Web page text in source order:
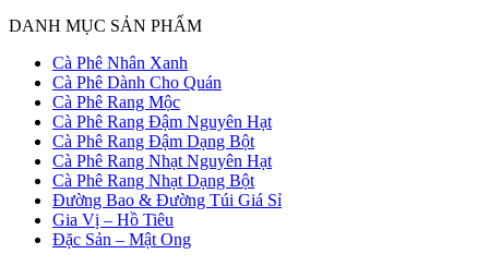
DANH MỤC SẢN PHẨM
Cà Phê Nhân Xanh
Cà Phê Dành Cho Quán
Cà Phê Rang Mộc
Cà Phê Rang Đậm Nguyên Hạt
Cà Phê Rang Đậm Dạng Bột
Cà Phê Rang Nhạt Nguyên Hạt
Cà Phê Rang Nhạt Dạng Bột
Đường Bao & Đường Túi Giá Sỉ
Gia Vị – Hồ Tiêu
Đặc Sản – Mật Ong